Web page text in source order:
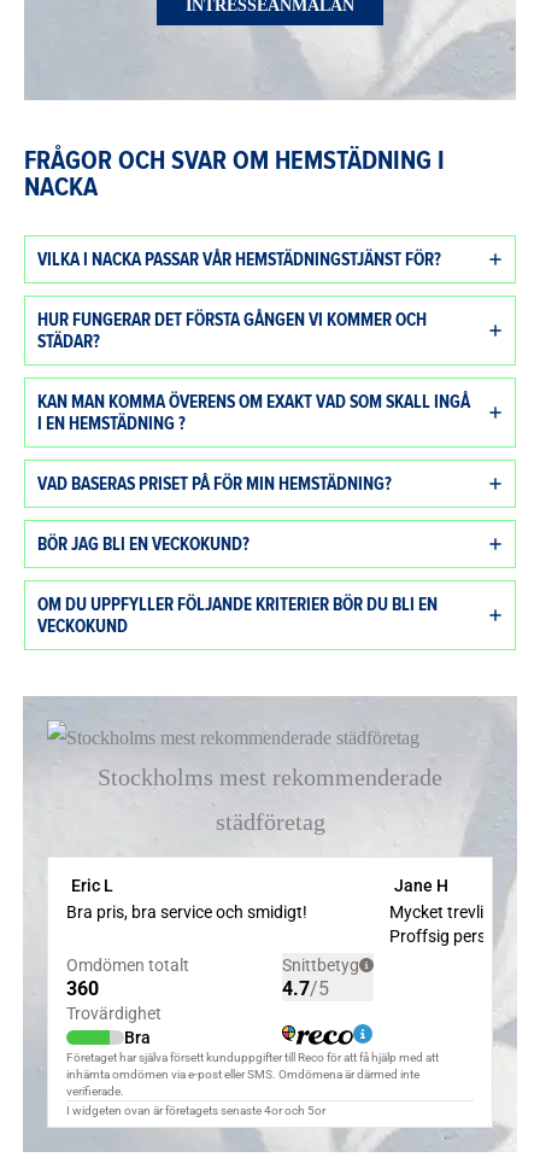
INTRESSEANMÄLAN
FRÅGOR OCH SVAR OM HEMSTÄDNING I
NACKA
VILKA I NACKA PASSAR VÅR HEMSTÄDNINGSTJÄNST FÖR?
HUR FUNGERAR DET FÖRSTA GÅNGEN VI KOMMER OCH
STÄDAR?
KAN MAN KOMMA ÖVERENS OM EXAKT VAD SOM SKALL INGÅ
I EN HEMSTÄDNING ?
VAD BASERAS PRISET PÅ FÖR MIN HEMSTÄDNING?
BÖR JAG BLI EN VECKOKUND?
OM DU UPPFYLLER FÖLJANDE KRITERIER BÖR DU BLI EN
VECKOKUND
Stockholms mest rekommenderade
städföretag